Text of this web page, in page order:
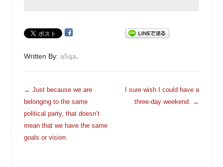
Written By:a5qa.
投
稿
ナ
ビ
ゲ
← Just because we are
belonging to the same
political party, that doesn’t
mean that we have the same
goals or vision.
I sure wish I could have a
three-day weekend. →